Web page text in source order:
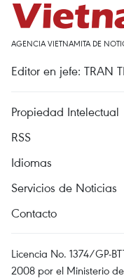
AGENCIA VIETNAMITA DE
Editor en jefe: TRAN
Propiedad Intelectual
RSS
Idiomas
Servicios de Noticias
Contacto
Licencia No. 1374/GP-
2008 por el Ministerio